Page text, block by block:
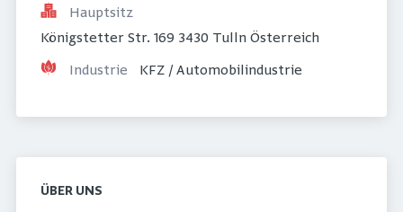
Hauptsitz
Königstetter Str. 169 3430 Tulln Österreich
Industrie
KFZ / Automobilindustrie
ÜBER UNS